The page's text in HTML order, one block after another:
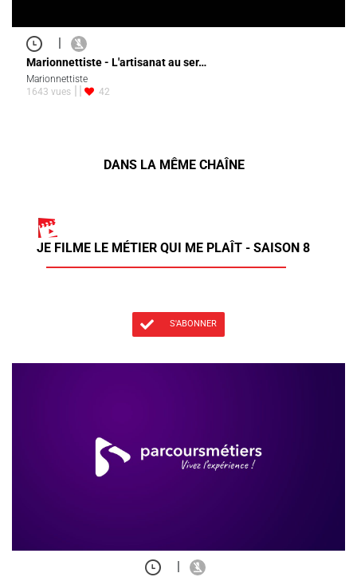
|
Marionnettiste - L'artisanat au ser…
Marionnettiste
1643 vues
42
DANS LA MÊME CHAÎNE
JE FILME LE MÉTIER QUI ME PLAÎT - SAISON 8
S'ABONNER